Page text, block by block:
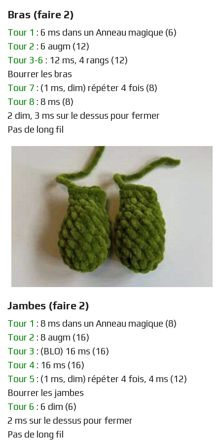
Bras (faire 2)
Tour 1 : 6 ms dans un Anneau magique (6)
Tour 2 : 6 augm (12)
Tour 3-6 : 12 ms, 4 rangs (12)
Bourrer les bras
Tour 7 : (1 ms, dim) répéter 4 fois (8)
Tour 8 : 8 ms (8)
2 dim, 3 ms sur le dessus pour fermer
Pas de long fil
Jambes (faire 2)
Tour 1 : 8 ms dans un Anneau magique (8)
Tour 2 : 8 augm (16)
Tour 3 : (BLO) 16 ms (16)
Tour 4 : 16 ms (16)
Tour 5 : (1 ms, dim) répéter 4 fois, 4 ms (12)
Bourrer les jambes
Tour 6 : 6 dim (6)
2 ms sur le dessus pour fermer
Pas de long fil